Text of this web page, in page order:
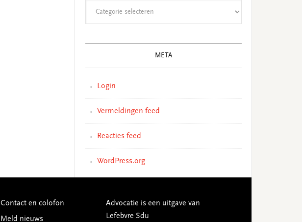
META
Login
Vermeldingen feed
Reacties feed
WordPress.org
Contact en colofon
Meld nieuws
Advocatie is een uitgave van
Lefebvre Sdu